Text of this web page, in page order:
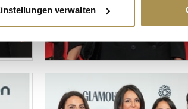
verarbeitet werden, und legen Sie
personalisieren, Funktionen für soziale
Außerdem geben wir Informationen zu
und Analysen weiter. Unsere Partner
Sie ihnen bereitgestellt haben oder die sie
verwalten